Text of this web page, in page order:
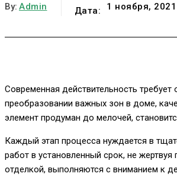
By: Admin Дата: 1 ноября, 2021
Современная действительность требует
преобразовании важных зон в доме,
элемент продуман до мелочей,
Каждый этап процесса нуждается в
работ в установленный срок, не
отделкой, выполняются с вниманием к